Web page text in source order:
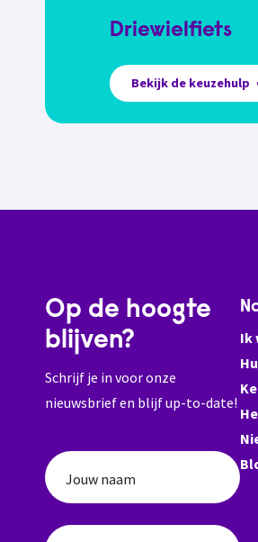
Driewielfiets
Bekijk de keuzehulp
Op de hoogte
blijven?
Schrijf je in voor onze
nieuwsbrief en blijf up-to-date!
Jouw naam
Ik